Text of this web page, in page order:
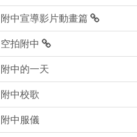
附中宣導影片動畫篇
空拍附中
附中的一天
附中校歌
附中服儀